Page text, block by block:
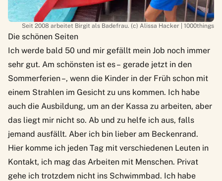
Seit 2008 arbeitet Birgit als Badefrau. (c) Alissa Hacker | 1000things
Die schönen Seiten
Ich werde bald 50 und mir gefällt mein Job noch immer
sehr gut. Am schönsten ist es – gerade jetzt in den
Sommerferien –, wenn die Kinder in der Früh schon mit
einem Strahlen im Gesicht zu uns kommen. Ich habe
auch die Ausbildung, um an der Kassa zu arbeiten, aber
das liegt mir nicht so. Ab und zu helfe ich aus, falls
jemand ausfällt. Aber ich bin lieber am Beckenrand.
Hier komme ich jeden Tag mit verschiedenen Leuten in
Kontakt, ich mag das Arbeiten mit Menschen. Privat
gehe ich trotzdem nicht ins Schwimmbad. Ich habe